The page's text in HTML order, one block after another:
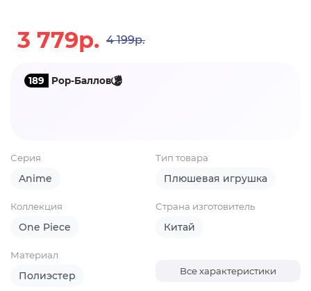
3 779р. 4 199р.
189 Pop-Баллов
Серия
Anime
Тип товара
Плюшевая игрушка
Коллекция
One Piece
Страна изготовитель
Китай
Материал
Полиэстер Все характеристики